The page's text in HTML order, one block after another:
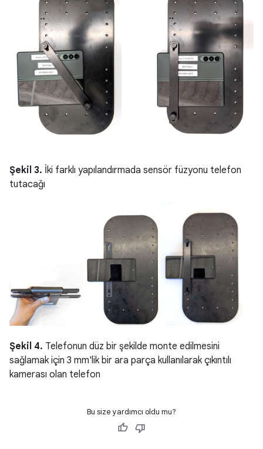
Şekil 3. İki farklı yapılandırmada sensör füzyonu telefon
tutacağı
Şekil 4. Telefonun düz bir şekilde monte edilmesini
sağlamak için 3 mm'lik bir ara parça kullanılarak çıkıntılı
kamerası olan telefon
Bu size yardımcı oldu mu?